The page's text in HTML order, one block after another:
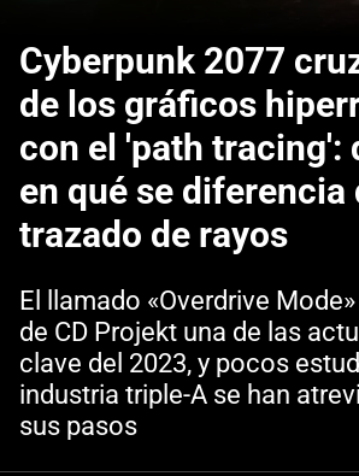
Cyberpunk 2077
de los gráficos
con el 'path tracing':
en qué se diferencia
trazado de rayos
El llamado «Overdrive
de CD Projekt una de las
clave del 2023, y pocos
industria triple-A se han
sus pasos